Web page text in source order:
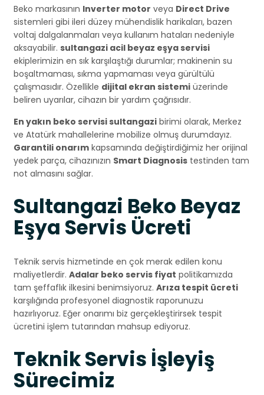
Beko markasının Inverter motor veya Direct Drive
sistemleri gibi ileri düzey mühendislik harikaları, bazen
voltaj dalgalanmaları veya kullanım hataları nedeniyle
aksayabilir. sultangazi acil beyaz eşya servisi
ekiplerimizin en sık karşılaştığı durumlar; makinenin su
boşaltmaması, sıkma yapmaması veya gürültülü
çalışmasıdır. Özellikle dijital ekran sistemi üzerinde
beliren uyarılar, cihazın bir yardım çağrısıdır.
En yakın beko servisi sultangazi birimi olarak, Merkez
ve Atatürk mahallelerine mobilize olmuş durumdayız.
Garantili onarım kapsamında değiştirdiğimiz her orijinal
yedek parça, cihazınızın Smart Diagnosis testinden tam
not almasını sağlar.
Sultangazi Beko Beyaz
Eşya Servis Ücreti
Teknik servis hizmetinde en çok merak edilen konu
maliyetlerdir. Adalar beko servis fiyat politikamızda
tam şeffaflık ilkesini benimsiyoruz. Arıza tespit ücreti
karşılığında profesyonel diagnostik raporunuzu
hazırlıyoruz. Eğer onarımı biz gerçekleştirirsek tespit
ücretini işlem tutarından mahsup ediyoruz.
Teknik Servis İşleyiş
Sürecimiz